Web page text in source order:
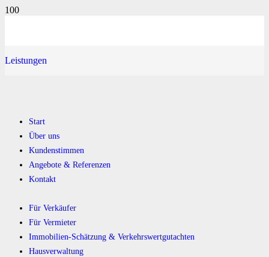
Leistungen
Start
Über uns
Kundenstimmen
Angebote & Referenzen
Kontakt
Für Verkäufer
Für Vermieter
Immobilien-Schätzung & Verkehrswertgutachten
Hausverwaltung